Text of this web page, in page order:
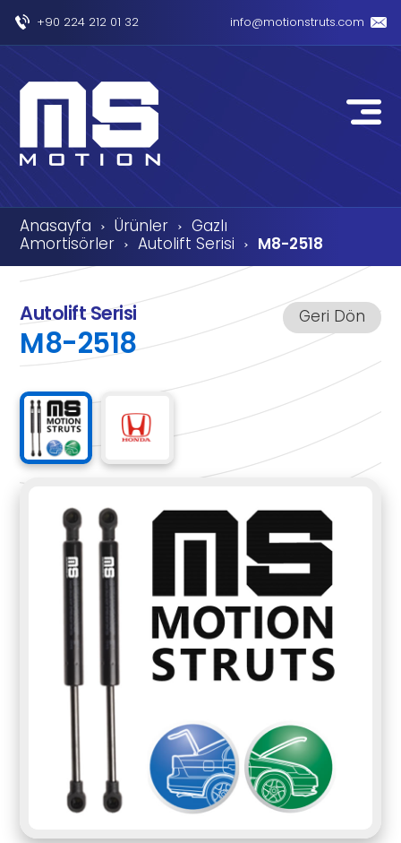
+90 224 212 01 32 info@motionstruts.com
Anasayfa › Ürünler › Gazlı
Amortisörler › Autolift Serisi › M8-2518
Geri Dön
Autolift Serisi
M8-2518